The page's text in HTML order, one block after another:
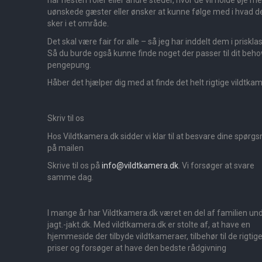
uønskede gæster eller ønsker at kunne følge med i hvad
sker i et område.
Det skal være fair for alle – så jeg har inddelt dem i
Så du burde også kunne finde noget der passer til dit
pengepung.
Håber det hjælper dig med at finde det helt rigtige
Skriv til os
Hos Vildtkamera.dk sidder vi klar til at besvare dine
på mailen
Skrive til os på info@vildtkamera.dk. Vi forsøger at svare
samme dag.
I mange år har Vildtkamera.dk været en del af familien
jagt.-jakt.dk. Med vildtkamera.dk er stolte af, at have en
hjemmeside der tilbyde vildtkameraer, tilbehør til de rigtige
priser og forsøger at have den bedste rådgivning